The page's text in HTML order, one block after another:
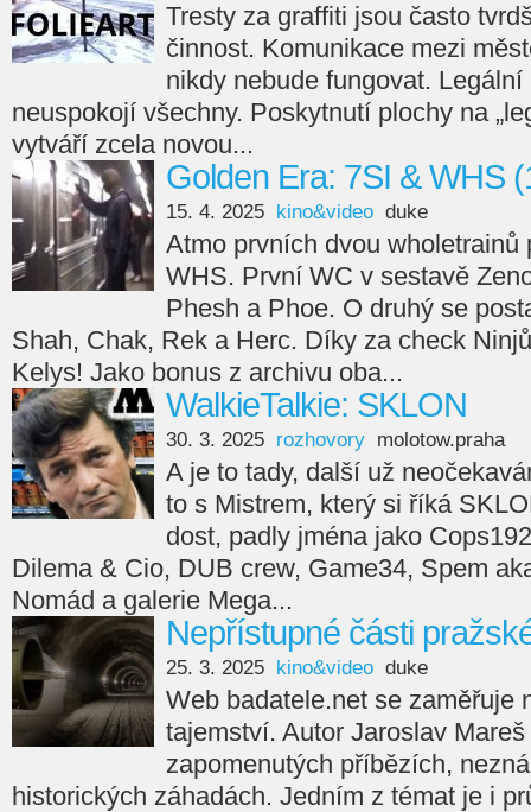
Tresty za graffiti jsou často
činnost. Komunikace mezi
nikdy nebude fungovat.
neuspokojí všechny. Poskytnutí plochy na
vytváří zcela novou...
Golden Era: 7SI & WHS
15. 4. 2025 kino&video duke
Atmo prvních dvou wholetrainů
WHS. První WC v sestavě
Phesh a Phoe. O druhý se
Shah, Chak, Rek a Herc. Díky za check
Kelys! Jako bonus z archivu oba...
WalkieTalkie: SKLON
30. 3. 2025 rozhovory molotow.praha
A je to tady, další už
to s Mistrem, který si říká
dost, padly jména jako
Dilema & Cio, DUB crew, Game34, Spem
Nomád a galerie Mega...
Nepřístupné části
25. 3. 2025 kino&video duke
Web badatele.net se zaměřuje
tajemství. Autor Jaroslav
zapomenutých příbězích,
historických záhadách. Jedním z témat je i